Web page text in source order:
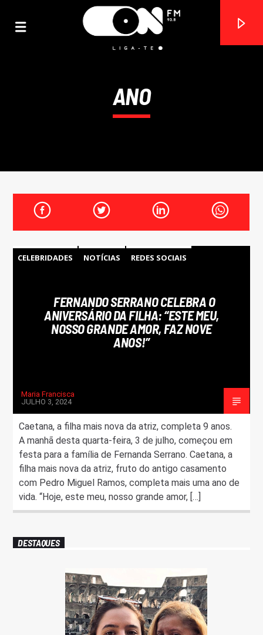
ON FM
LIGA-TE
ANO
CELEBRIDADES NOTÍCIAS REDES SOCIAIS
FERNANDO SERRANO CELEBRA O
ANIVERSÁRIO DA FILHA: “ESTE MEU,
NOSSO GRANDE AMOR, FAZ NOVE
ANOS!”
Maria Francisca
JULHO 3, 2024
Caetana, a filha mais nova da atriz, completa 9 anos.
A manhã desta quarta-feira, 3 de julho, começou em
festa para a família de Fernanda Serrano. Caetana, a
filha mais nova da atriz, fruto do antigo casamento
com Pedro Miguel Ramos, completa mais uma ano de
vida. “Hoje, este meu, nosso grande amor, […]
DESTAQUES